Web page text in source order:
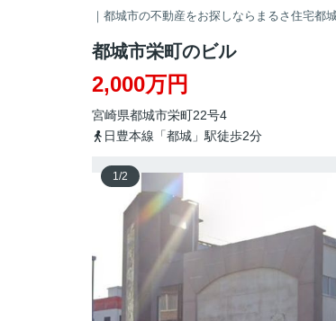
｜都城市の不動産をお探しならまるさ住宅都
都城市栄町のビル
2,000万円
宮崎県都城市栄町22号4
日豊本線「都城」駅徒歩2分
1/2